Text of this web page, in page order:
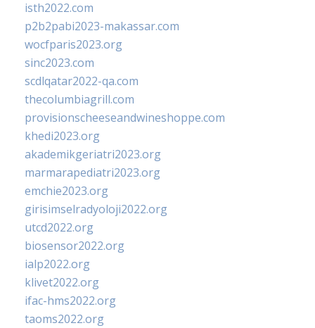
isth2022.com
p2b2pabi2023-makassar.com
wocfparis2023.org
sinc2023.com
scdlqatar2022-qa.com
thecolumbiagrill.com
provisionscheeseandwineshoppe.com
khedi2023.org
akademikgeriatri2023.org
marmarapediatri2023.org
emchie2023.org
girisimselradyoloji2022.org
utcd2022.org
biosensor2022.org
ialp2022.org
klivet2022.org
ifac-hms2022.org
taoms2022.org